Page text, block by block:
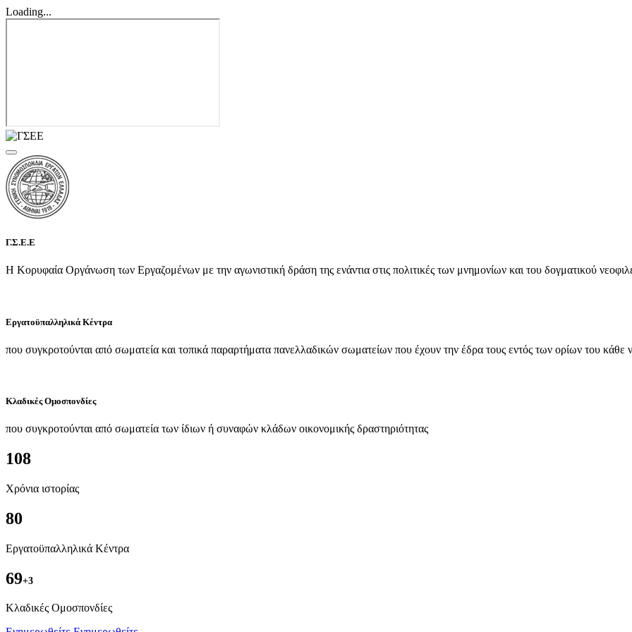
Loading...
Γ.Σ.Ε.Ε
Η Κορυφαία Οργάνωση των Εργαζομένων με την αγωνιστική δράση της ενάντια στις πολιτικές των μνημονίων και του δογματικού
Εργατοϋπαλληλικά Κέντρα
που συγκροτούνται από σωματεία και τοπικά παραρτήματα πανελλαδικών σωματείων που έχουν την έδρα τους εντός των ορίων του κάθε
Κλαδικές Ομοσπονδίες
που συγκροτούνται από σωματεία των ίδιων ή συναφών κλάδων οικονομικής δραστηριότητας
108
Χρόνια ιστορίας
80
Εργατοϋπαλληλικά Κέντρα
69+3
Kλαδικές Ομοσπονδίες